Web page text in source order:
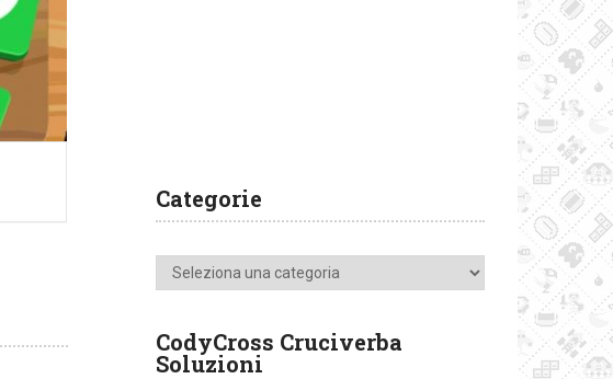
Categorie
Categorie
CodyCross Cruciverba
Soluzioni